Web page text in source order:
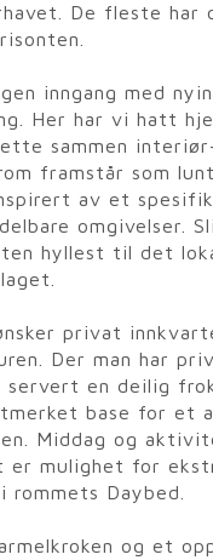
De fleste har
inngang med
Her har vi hatt
sammen
framstår som
av et
omgivelser.
hyllest til det
privat
Der man har
en deilig
base for et
Middag og
er mulighet for
Daybed.
og et